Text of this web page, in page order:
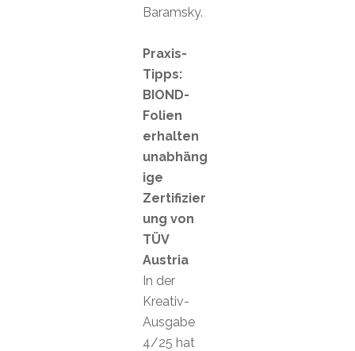
Baramsky.
Praxis-
Tipps:
BIOND-
Folien
erhalten
unabhäng
ige
Zertifizier
ung von
TÜV
Austria
In der
Kreativ-
Ausgabe
4/25 hat